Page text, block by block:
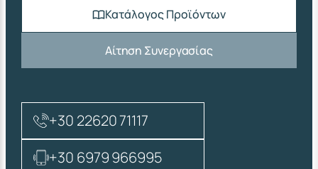
Κατάλογος Προϊόντων
Αίτηση Συνεργασίας
+30 22620 71117
+30 6979 966995